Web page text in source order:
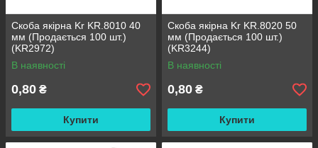
Скоба якірна Kr KR.8010 40
мм (Продається 100 шт.)
(KR2972)
В наявності
0,80 ₴
Купити
Скоба якірна Kr KR.8020 50
мм (Продається 100 шт.)
(KR3244)
В наявності
0,80 ₴
Купити